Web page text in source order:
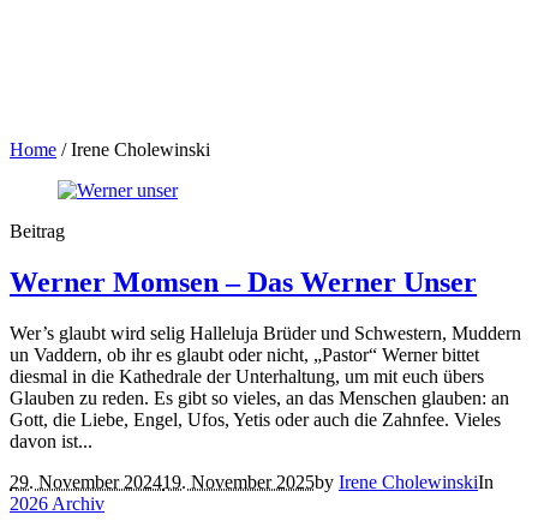
Home /Irene Cholewinski
Beitrag
Werner Momsen – Das Werner Unser
Wer’s glaubt wird selig Halleluja Brüder und Schwestern, Muddern
un Vaddern, ob ihr es glaubt oder nicht, „Pastor“ Werner bittet
diesmal in die Kathedrale der Unterhaltung, um mit euch übers
Glauben zu reden. Es gibt so vieles, an das Menschen glauben: an
Gott, die Liebe, Engel, Ufos, Yetis oder auch die Zahnfee. Vieles
davon ist...
29. November 202419. November 2025by Irene CholewinskiIn
2026 Archiv